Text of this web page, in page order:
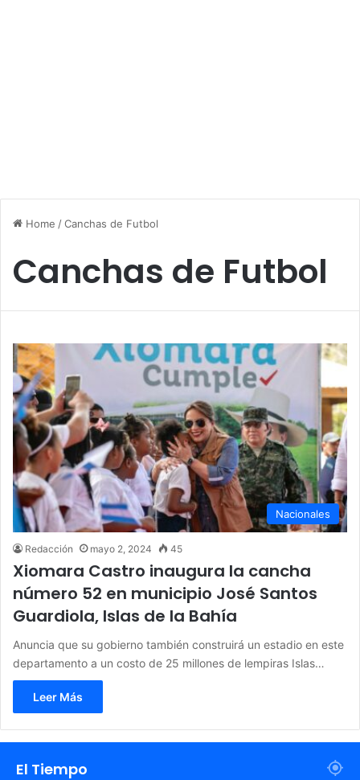
Home /Canchas de Futbol
Canchas de Futbol
Nacionales
Redacción mayo 2, 2024 45
Xiomara Castro inaugura la cancha
número 52 en municipio José Santos
Guardiola, Islas de la Bahía
Anuncia que su gobierno también construirá un estadio en este
departamento a un costo de 25 millones de lempiras Islas…
Leer Más
El Tiempo